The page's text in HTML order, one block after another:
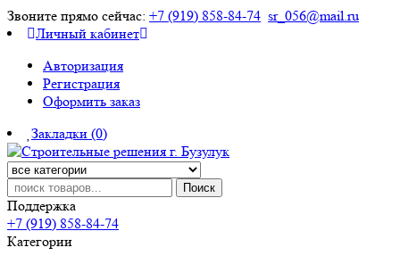
Звоните прямо сейчас: +7 (919) 858-84-74 sr_056@mail.ru
Личный кабинет
Авторизация
Регистрация
Оформить заказ
Закладки (0)
Поиск
Поддержка
+7 (919) 858-84-74
Категории